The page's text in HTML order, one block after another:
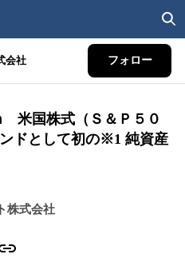
会社 フォロー
米国株式（Ｓ＆Ｐ５０
ドとして初の※1 純資産
株式会社